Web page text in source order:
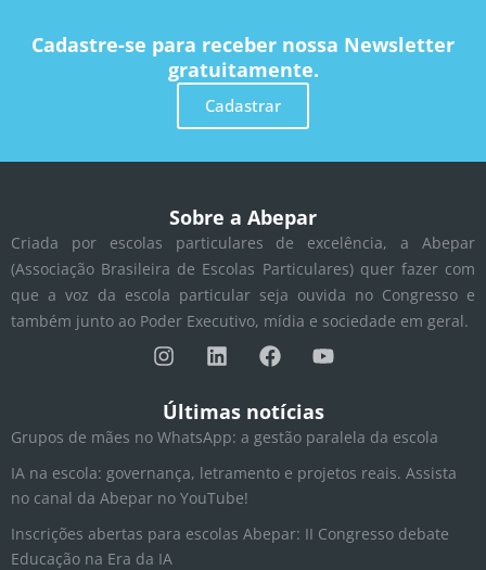
Cadastre-se para receber nossa Newsletter
gratuitamente.
Cadastrar
Sobre a Abepar
Criada por escolas particulares de excelência, a Abepar
(Associação Brasileira de Escolas Particulares) quer fazer com
que a voz da escola particular seja ouvida no Congresso e
também junto ao Poder Executivo, mídia e sociedade em geral.
I
n
t
a
g
r
a
L
i
k
e
d
i
n
F
a
e
b
o
o
Y
o
t
u
b
e
Últimas notícias
Grupos de mães no WhatsApp: a gestão paralela da escola
IA na escola: governança, letramento e projetos reais. Assista
no canal da Abepar no YouTube!
Inscrições abertas para escolas Abepar: II Congresso debate
Educação na Era da IA